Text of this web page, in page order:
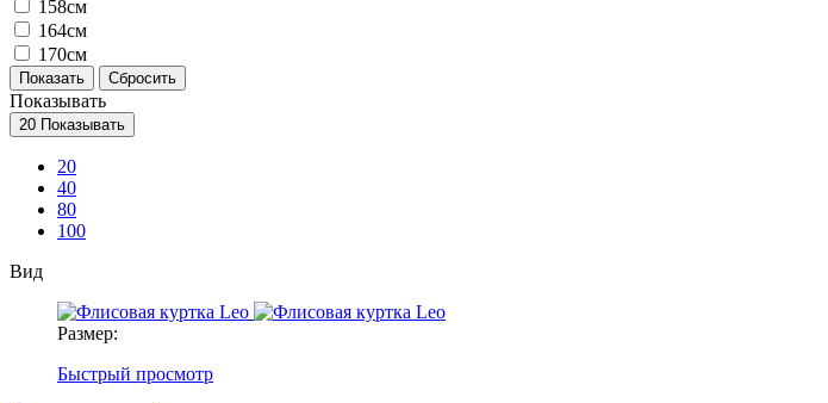
158см
164см
170см
Показывать
20 Показывать
20
40
80
100
Вид
Размер:
Быстрый просмотр